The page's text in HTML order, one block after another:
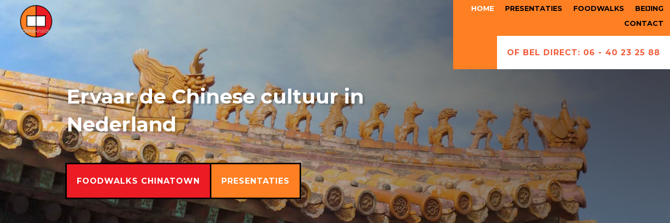
HOME PRESENTATIES FOODWALKS
BEIJING
CONTACT
OF BEL DIRECT: 06 - 40 23 25 88
Ervaar de Chinese cultuur in
Nederland
FOODWALKS CHINATOWN PRESENTATIES